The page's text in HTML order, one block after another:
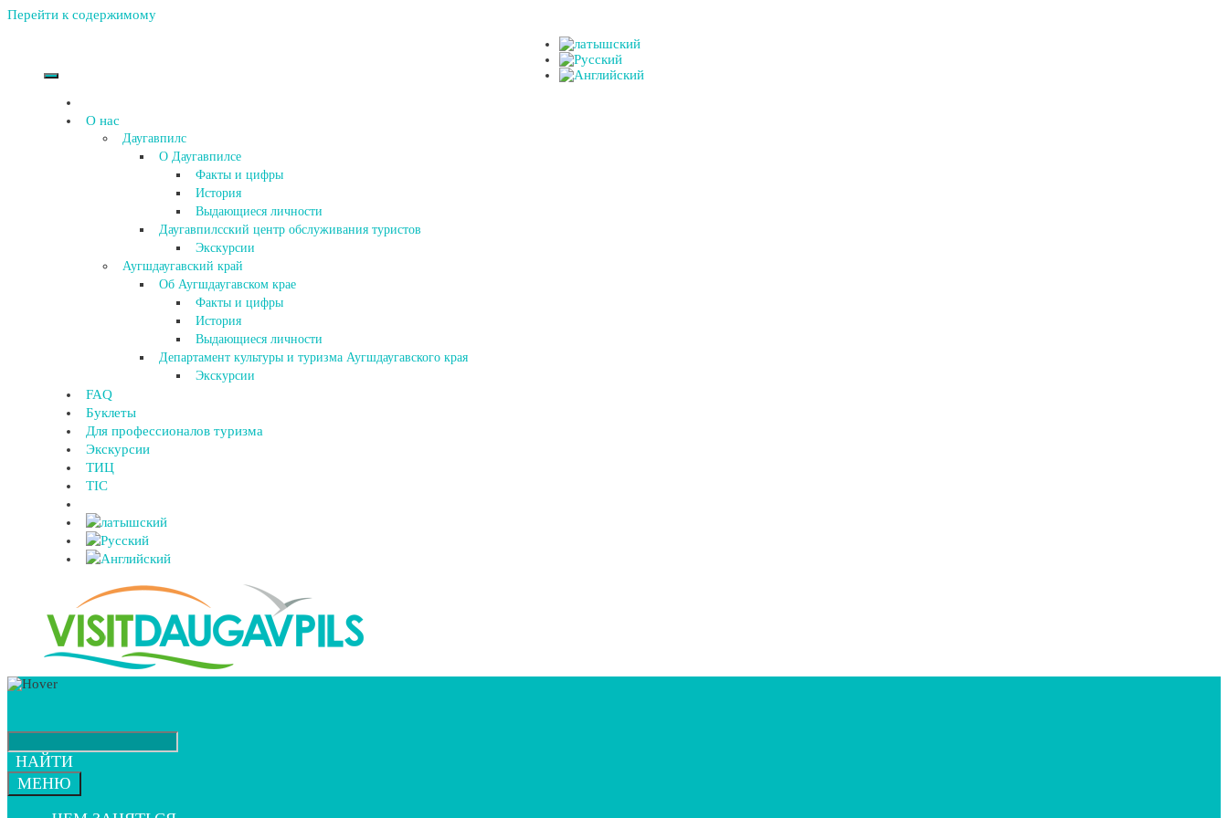
Перейти к содержимому
О нас
Даугавпилс
О Даугавпилсе
Факты и цифры
История
Выдающиеся личности
Даугавпилсский центр обслуживания туристов
Экскурсии
Аугшдаугавский край
Об Аугшдаугавском крае
Факты и цифры
История
Выдающиеся личности
Департамент культуры и туризма Аугшдаугавского края
Экскурсии
FAQ
Буклеты
Для профессионалов туризма
Экскурсии
ТИЦ
TIC
НАЙТИ
МЕНЮ